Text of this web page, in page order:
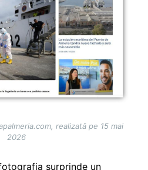
realizată pe 15 mai
2026
surprinde un